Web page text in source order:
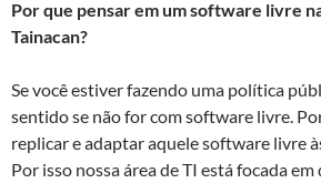
Por que pensar em um software livre
Tainacan?
Se você estiver fazendo uma política
sentido se não for com software livre.
replicar e adaptar aquele software livre
Por isso nossa área de TI está focada